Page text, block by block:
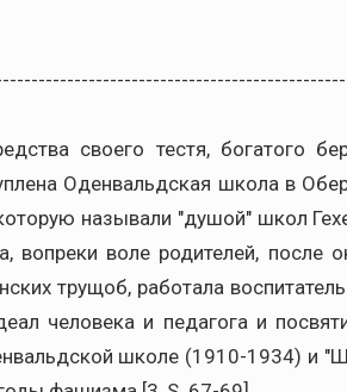
своего тестя, богатого
Оденвальдская школа в
называли "душой" школ
вопреки воле родителей,
трущоб, работала
человека и педагога и
школе (1910-1934) и